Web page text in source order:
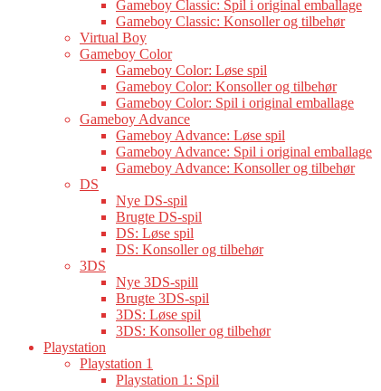
Gameboy Classic: Spil i original emballage
Gameboy Classic: Konsoller og tilbehør
Virtual Boy
Gameboy Color
Gameboy Color: Løse spil
Gameboy Color: Konsoller og tilbehør
Gameboy Color: Spil i original emballage
Gameboy Advance
Gameboy Advance: Løse spil
Gameboy Advance: Spil i original emballage
Gameboy Advance: Konsoller og tilbehør
DS
Nye DS-spil
Brugte DS-spil
DS: Løse spil
DS: Konsoller og tilbehør
3DS
Nye 3DS-spill
Brugte 3DS-spil
3DS: Løse spil
3DS: Konsoller og tilbehør
Playstation
Playstation 1
Playstation 1: Spil